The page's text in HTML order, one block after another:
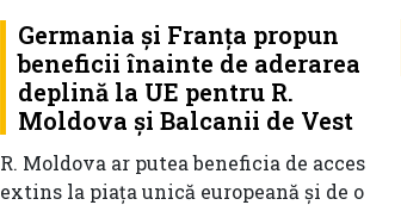
Germania și Franța propun
beneficii înainte de aderarea
deplină la UE pentru R.
Moldova și Balcanii de Vest
R. Moldova ar putea beneficia de acces
extins la piața unică europeană și de o